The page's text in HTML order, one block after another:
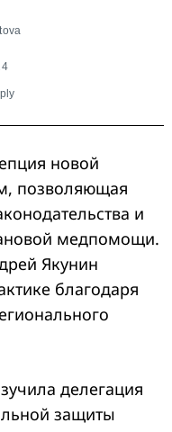
новой
позволяющая
и
медпомощи.
Якунин
благодаря
делегация
защиты